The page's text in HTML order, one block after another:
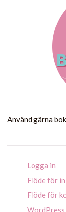
Använd gärna
Logga in
Flöde för
Flöde för